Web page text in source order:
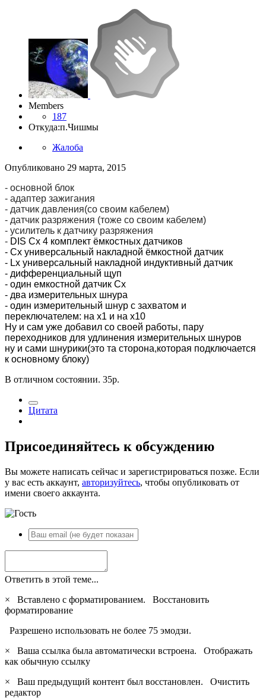
Members
187
Откуда:п.Чишмы
Жалоба
Опубликовано 29 марта, 2015
- основной блок
- адаптер зажигания
- датчик давления(со своим кабелем)
- датчик разряжения (тоже со своим кабелем)
- усилитель к датчику разряжения
- DIS Cx 4 комплект ёмкостных датчиков
- Cх универсальный накладной ёмкостной датчик
- Lx универсальный накладной индуктивный датчик
- дифференциальный щуп
- один емкостной датчик Сх
- два измерительных шнура
- один измерительный шнур с захватом и
переключателем: на х1 и на х10
Ну и сам уже добавил со своей работы, пару
переходников для удлинения измерительных шнуров
ну и сами шнурики(это та сторона,которая подключается
к основному блоку)
В отличном состоянии. 35р.
Цитата
Присоединяйтесь к обсуждению
Вы можете написать сейчас и зарегистрироваться позже. Если
у вас есть аккаунт, авторизуйтесь, чтобы опубликовать от
имени своего аккаунта.
Ответить в этой теме...
×
Вставлено с форматированием. Восстановить
форматирование
Разрешено использовать не более 75 эмодзи.
×
Ваша ссылка была автоматически встроена. Отображать
как обычную ссылку
×
Ваш предыдущий контент был восстановлен. Очистить
редактор